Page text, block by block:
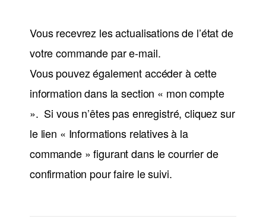
Vous recevrez les actualisations de l’état de
votre commande par e-mail.
Vous pouvez également accéder à cette
information dans la section « mon compte
». Si vous n’êtes pas enregistré, cliquez sur
le lien « Informations relatives à la
commande » figurant dans le courrier de
confirmation pour faire le suivi.